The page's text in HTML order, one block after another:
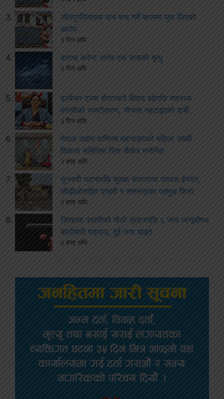
जीतपुरसिमरामा पान बन्द गर्ने क्रममा घुस लिएको
आरोप
३ दिन अघि
बारामा करेन्ट लागेर एक जनाको मृत्यु
३ दिन अघि
ढल्केबर ट्रमा सेन्टरबारे विवाद बढेपछि स्वास्थ्य
मन्त्रीको स्पष्टीकरण, योजना नहटाइएको दाबी
३ दिन अघि
नेपाल उद्योग वाणिज्य महासङ्घको महिला उद्यमी
विकास समितिमा रिता कँडेल मनोनित
२ हप्ता अघि
सुनसरी घटनापछि सुरक्षा संयन्त्रमा व्यापक हेरफेर,
सीडीओसहित प्रहरी र सशस्त्रका प्रमुख फिर्ता
२ हप्ता अघि
सिरहामा प्रहरीको गोली प्रहारपछि ६ जना लागूऔषध
कारोबारी पक्राउ, दुई जना घाइते
२ हप्ता अघि